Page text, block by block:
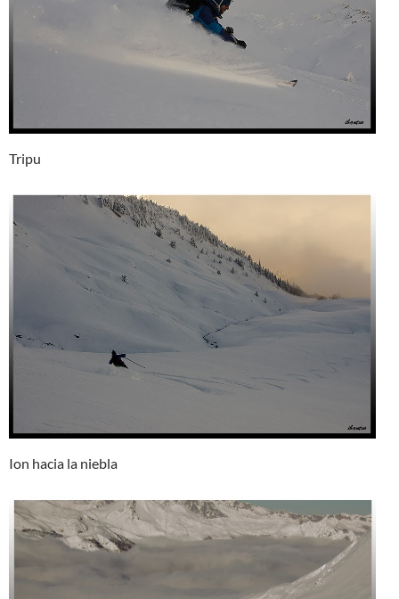
Tripu
Ion hacia la niebla